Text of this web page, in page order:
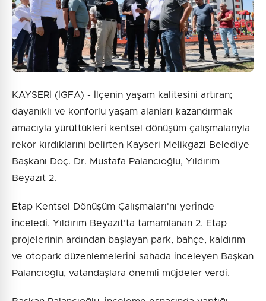
Gönder
KAYSERİ (İGFA) - İlçenin yaşam kalitesini artıran;
dayanıklı ve konforlu yaşam alanları kazandırmak
amacıyla yürüttükleri kentsel dönüşüm çalışmalarıyla
rekor kırdıklarını belirten Kayseri Melikgazi Belediye
Başkanı Doç. Dr. Mustafa Palancıoğlu, Yıldırım
Beyazıt 2.
Etap Kentsel Dönüşüm Çalışmaları'nı yerinde
inceledi. Yıldırım Beyazıt’ta tamamlanan 2. Etap
projelerinin ardından başlayan park, bahçe, kaldırım
ve otopark düzenlemelerini sahada inceleyen Başkan
Palancıoğlu, vatandaşlara önemli müjdeler verdi.